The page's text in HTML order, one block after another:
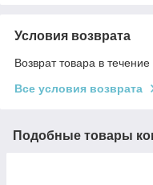
Условия возврата
Возврат товара в
Все условия возврата
Подобные товары